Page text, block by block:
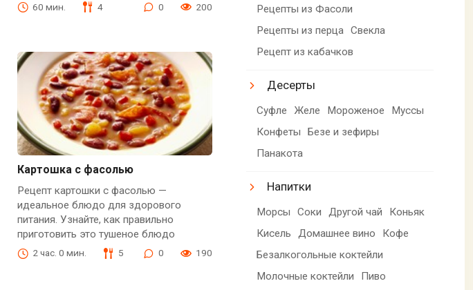
60 мин. 4 0 200
Картошка с фасолью
Рецепт картошки с фасолью —
идеальное блюдо для здорового
питания. Узнайте, как правильно
приготовить это тушеное блюдо
2 час. 0 мин. 5 0 190
Рецепты из Фасоли
Рецепты из перца Свекла
Рецепт из кабачков
Десерты
Суфле Желе Мороженое
Муссы
Конфеты
Безе и зефиры
Панакота
Напитки
Морсы Соки Другой чай
Коньяк
Кисель
Домашнее вино
Кофе
Безалкогольные коктейли
Молочные коктейли
Пиво